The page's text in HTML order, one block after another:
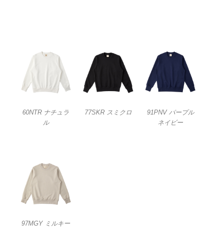
60NTR ナチュラ
ル
77SKR スミクロ
91PNV パープル
ネイビー
97MGY ミルキー